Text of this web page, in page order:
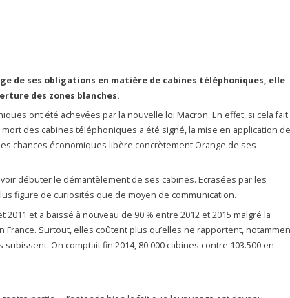
de ses obligations en matière de cabines téléphoniques, elle
des zones blanches.
ont été achevées par la nouvelle loi Macron. En effet, si cela fait
des cabines téléphoniques a été signé, la mise en application de
chances économiques libère concrètement Orange de ses
débuter le démantèlement de ses cabines. Ecrasées par les
figure de curiosités que de moyen de communication.
et a baissé à nouveau de 90 % entre 2012 et 2015 malgré la
France. Surtout, elles coûtent plus qu’elles ne rapportent,
On comptait fin 2014, 80.000 cabines contre 103.500 en